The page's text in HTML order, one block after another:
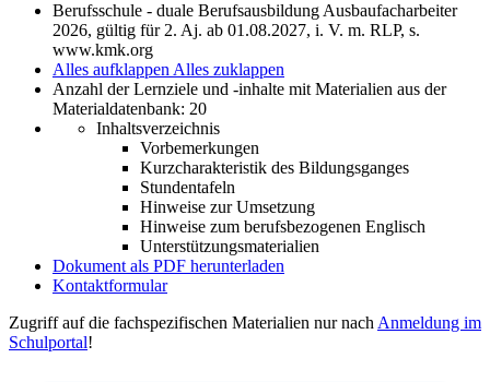
Berufsschule - duale Berufsausbildung Ausbaufacharbeiter
2026, gültig für 2. Aj. ab 01.08.2027, i. V. m. RLP, s.
www.kmk.org
Alles aufklappen Alles zuklappen
Anzahl der Lernziele und -inhalte mit Materialien aus der
Materialdatenbank: 20
Inhaltsverzeichnis
Vorbemerkungen
Kurzcharakteristik des Bildungsganges
Stundentafeln
Hinweise zur Umsetzung
Hinweise zum berufsbezogenen Englisch
Unterstützungsmaterialien
Dokument als PDF herunterladen
Kontaktformular
Zugriff auf die fachspezifischen Materialien nur nach Anmeldung im
Schulportal!